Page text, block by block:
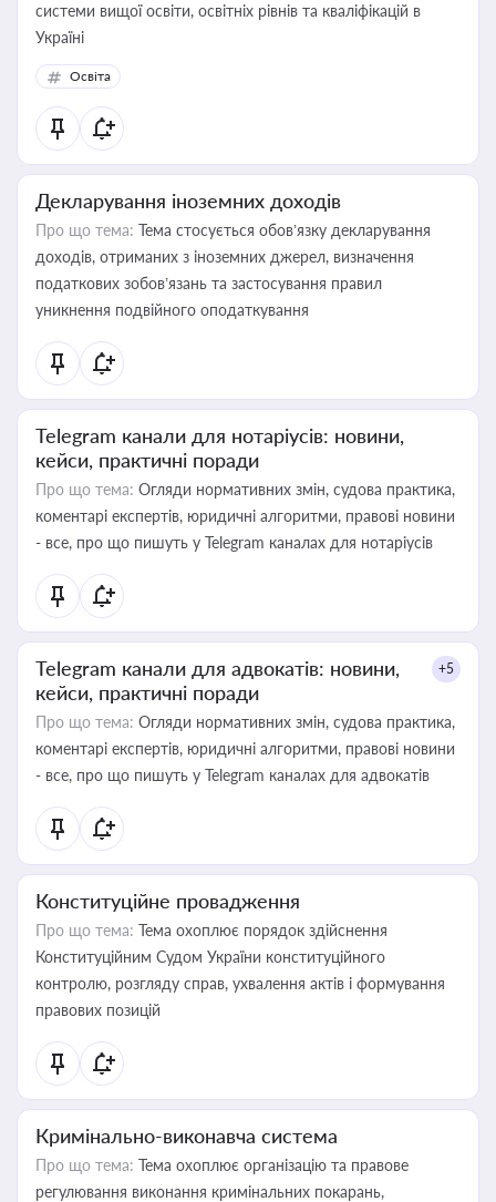
системи вищої освіти, освітніх рівнів та кваліфікацій в
Україні
Освіта
Декларування іноземних доходів
Про що тема: Тема стосується обов’язку декларування
доходів, отриманих з іноземних джерел, визначення
податкових зобов’язань та застосування правил
уникнення подвійного оподаткування
Telegram канали для нотаріусів: новини,
кейси, практичні поради
Про що тема: Огляди нормативних змін, судова практика,
коментарі експертів, юридичні алгоритми, правові новини
- все, про що пишуть у Telegram каналах для нотаріусів
Telegram канали для адвокатів: новини,
кейси, практичні поради
+5
Про що тема: Огляди нормативних змін, судова практика,
коментарі експертів, юридичні алгоритми, правові новини
- все, про що пишуть у Telegram каналах для адвокатів
Конституційне провадження
Про що тема: Тема охоплює порядок здійснення
Конституційним Судом України конституційного
контролю, розгляду справ, ухвалення актів і формування
правових позицій
Кримінально-виконавча система
Про що тема: Тема охоплює організацію та правове
регулювання виконання кримінальних покарань,